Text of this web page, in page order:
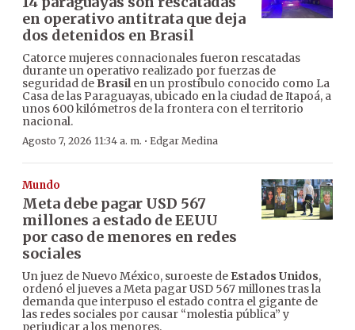
en operativo antitrata que deja
dos detenidos en Brasil
Catorce mujeres connacionales fueron rescatadas
durante un operativo realizado por fuerzas de
seguridad de Brasilen un prostíbulo conocido como La
Casa de las Paraguayas, ubicado en la ciudad de Itapoá, a
unos 600 kilómetros de la frontera con el territorio
nacional.
Agosto 7, 2026 11:34 a. m. · Edgar Medina
Mundo
Meta debe pagar USD 567
millones a estado de EEUU
por caso de menores en redes
sociales
Un juez de Nuevo México, suroeste de Estados Unidos,
ordenó el jueves a Meta pagar USD 567 millones tras la
demanda que interpuso el estado contra el gigante de
las redes sociales por causar “molestia pública” y
perjudicar a los menores.